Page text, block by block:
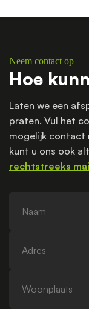
Neem contact op
Hoe
Laten we een
praten. Vul het
mogelijk contact
kunt u ons ook
rechtstreeks